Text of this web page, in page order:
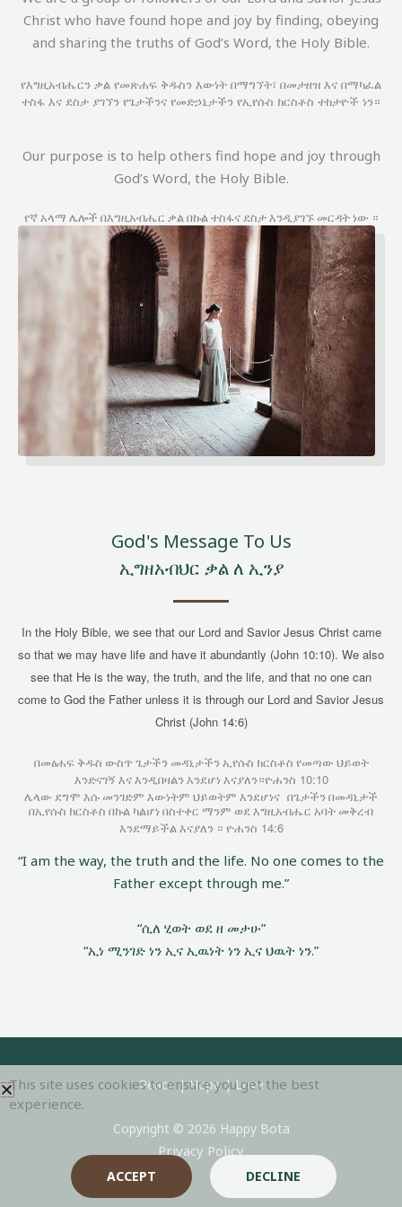
Christ who have found hope and joy by finding, obeying
and sharing the truths of God’s Word, the Holy Bible.
የእግዚአብሔርን ቃል የመጽሐፍ ቅዱስን እውነት በማግኘት፣ በመታዘዝ እና በማካፈል
ተስፋ እና ደስታ ያገኘን የጌታችንና የመድኃኒታችን የኢየሱስ ክርስቶስ ተከታዮች ነን።
Our purpose is to help others find hope and joy through
God’s Word, the Holy Bible.
የኛ አላማ ሌሎች በእግዚአብሔር ቃል በኩል ተስፋና ደስታ እንዲያገኙ መርዳት ነው ።
God's Message To Us
ኢግዘአብህር ቃል ለ ኢንያ
Inthe Holy Bible, we see that our Lord and Savior Jesus Christ came
so that we may have life and have it abundantly (John 10:10). We also
see that He is the way, the truth, and the life, and that no one can
come to God the Father unless it is through our Lord and Savior Jesus
Christ (John 14:6)
በመፅሐፍ ቅዱስ ውስጥ ጌታችን መዳኒታችን ኢየሱስ ክርስቶስ የመጣው ህይወት
እንድናገኝ እና እንዲበዛልን እንደሆነ እናያለን።ዮሐንስ 10:10
ሌላው ደግሞ እሱ መንገድም እውነትም ህይወትም እንደሆነና በጌታችን በመዳኒታች
በኢየሱስ ክርስቶስ በኩል ካልሆነ በስተቀር ማንም ወደ እግዚአብሔር አባት መቅረብ
እንደማይችል እናያለን ። ዮሐንስ 14:6
“I am the way, the truth and the life. No one comes to the
Father except through me.”
“ሲለ ሂወት ወደ ዘ መታሁ”
“ኢነ ሚንገድ ነን ኢና ኢዉነት ነን ኢና ህዉት ነን.”
Peace | Hope | Love
Copyright © 2026 Happy Bota
Privacy Policy
This site uses cookies to ensure you get the best
experience.
ACCEPT DECLINE